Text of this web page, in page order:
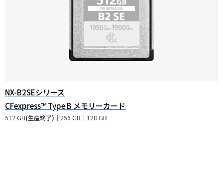
NX-B2SEシリーズ
CFexpress™ Type B メモリーカード
512 GB(生産終了) ｜256 GB｜128 GB